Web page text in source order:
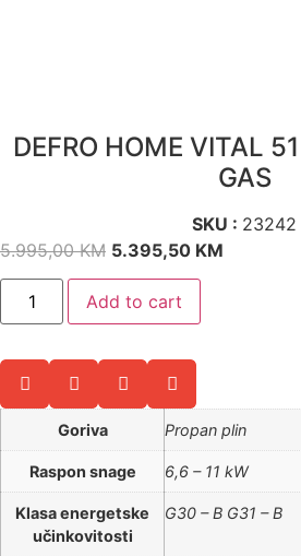
DEFRO HOME VITAL
GAS
SKU : 23242
5.995,00KM 5.395,50 KM
Add to cart
Goriva Propan plin
Raspon snage 6,6 – 11 kW
Klasa energetske
učinkovitosti
G30 – B G31 – B